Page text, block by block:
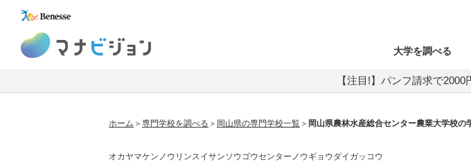
大学を調べる
【注目!】パンフ請求で
ホーム 専門学校を調べる 岡山県の専門学校一覧 岡山県農林水産総合センター農業大学校の
オカヤマケンノウリンスイサンソウゴウセンターノウギョウダイガッコウ